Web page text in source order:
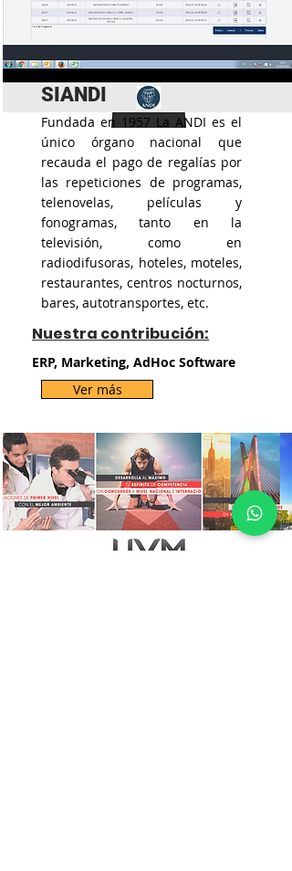
SIANDI
Fundada en 1957 La ANDI es el
único órgano nacional que
recauda el pago de regalías por
las repeticiones de programas,
telenovelas, películas y
fonogramas, tanto en la
televisión, como en
radiodifusoras, hoteles, moteles,
restaurantes, centros nocturnos,
bares, autotransportes, etc.
Nuestra contribución:
ERP, Marketing, AdHoc Software
Ver más